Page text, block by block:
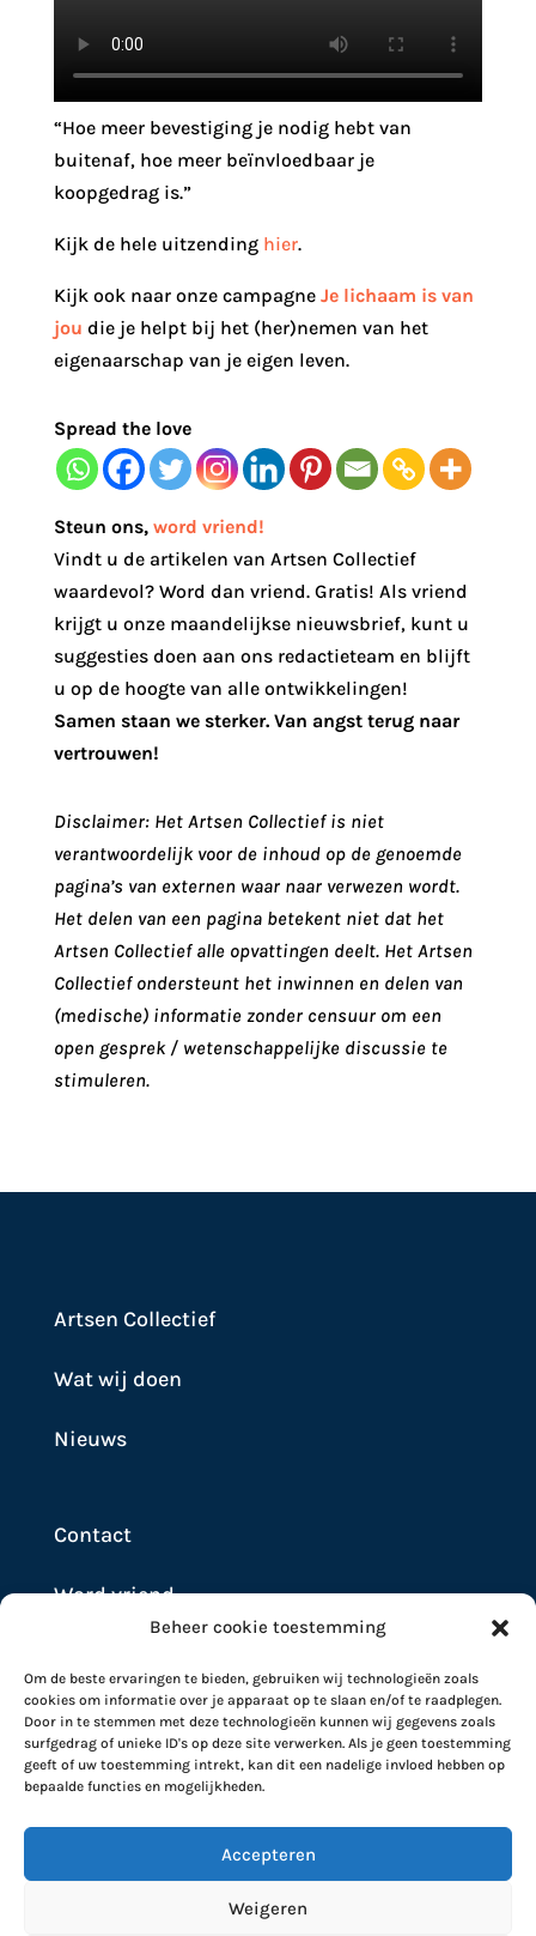
Beheer cookie toestemming
Om de beste ervaringen te bieden, gebruiken wij technologieën zoals
cookies om informatie over je apparaat op te slaan en/of te raadplegen.
Door in te stemmen met deze technologieën kunnen wij gegevens zoals
surfgedrag of unieke ID's op deze site verwerken. Als je geen toestemming
geeft of uw toestemming intrekt, kan dit een nadelige invloed hebben op
bepaalde functies en mogelijkheden.
Accepteren
Weigeren
“Hoe meer bevestiging je nodig hebt van
buitenaf, hoe meer beïnvloedbaar je
koopgedrag is.”
Kijk de hele uitzending hier.
Kijk ook naar onze campagne Je lichaam is van
jou die je helpt bij het (her)nemen van het
eigenaarschap van je eigen leven.
Spread the love
Steun ons, word vriend!
Vindt u de artikelen van Artsen Collectief
waardevol? Word dan vriend. Gratis! Als vriend
krijgt u onze maandelijkse nieuwsbrief, kunt u
suggesties doen aan ons redactieteam en blijft
u op de hoogte van alle ontwikkelingen!
Samen staan we sterker. Van angst terug naar
vertrouwen!
Disclaimer: Het Artsen Collectief is niet
verantwoordelijk voor de inhoud op de genoemde
pagina’s van externen waar naar verwezen wordt.
Het delen van een pagina betekent niet dat het
Artsen Collectief alle opvattingen deelt. Het Artsen
Collectief ondersteunt het inwinnen en delen van
(medische) informatie zonder censuur om een
open gesprek / wetenschappelijke discussie te
stimuleren.
Artsen Collectief
Wat wij doen
Nieuws
Contact
Word vriend